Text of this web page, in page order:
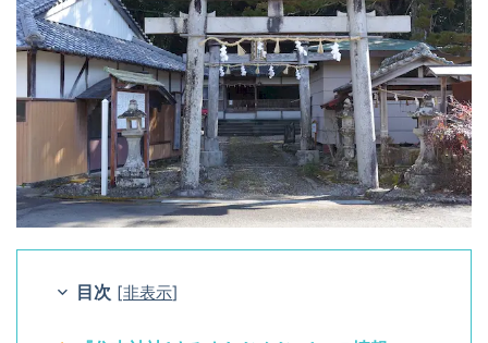
目次 [非表示]